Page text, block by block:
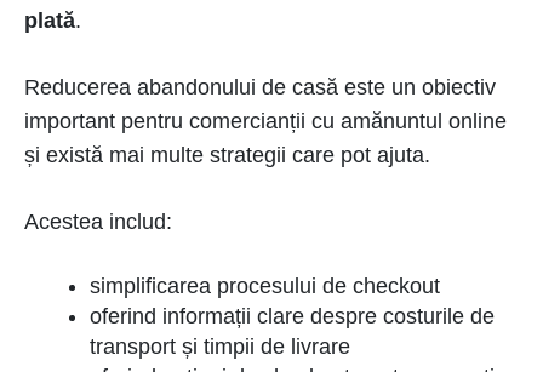
plată.
Reducerea abandonului de casă este un obiectiv
important pentru comercianții cu amănuntul online
și există mai multe strategii care pot ajuta.
Acestea includ:
simplificarea procesului de checkout
oferind informații clare despre costurile de
transport și timpii de livrare